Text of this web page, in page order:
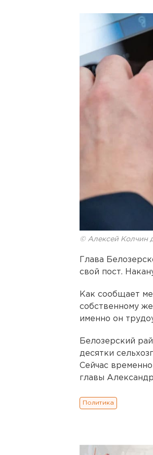
© Алексей Колчин
Глава
свой пост.
Как сообщает
собственному
именно он
Белозерский
десятки
Сейчас
главы
Политика